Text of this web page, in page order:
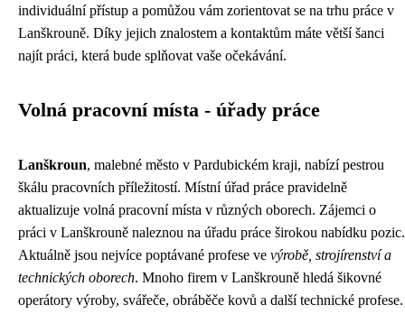
individuální přístup a pomůžou vám zorientovat se na trhu práce v
Lanškrouně. Díky jejich znalostem a kontaktům máte větší šanci
najít práci, která bude splňovat vaše očekávání.
Volná pracovní místa - úřady práce
Lanškroun, malebné město v Pardubickém kraji, nabízí pestrou
škálu pracovních příležitostí. Místní úřad práce pravidelně
aktualizuje volná pracovní místa v různých oborech. Zájemci o
práci v Lanškrouně naleznou na úřadu práce širokou nabídku pozic.
Aktuálně jsou nejvíce poptávané profese ve výrobě, strojírenství a
technických oborech. Mnoho firem v Lanškrouně hledá šikovné
operátory výroby, svářeče, obráběče kovů a další technické profese.